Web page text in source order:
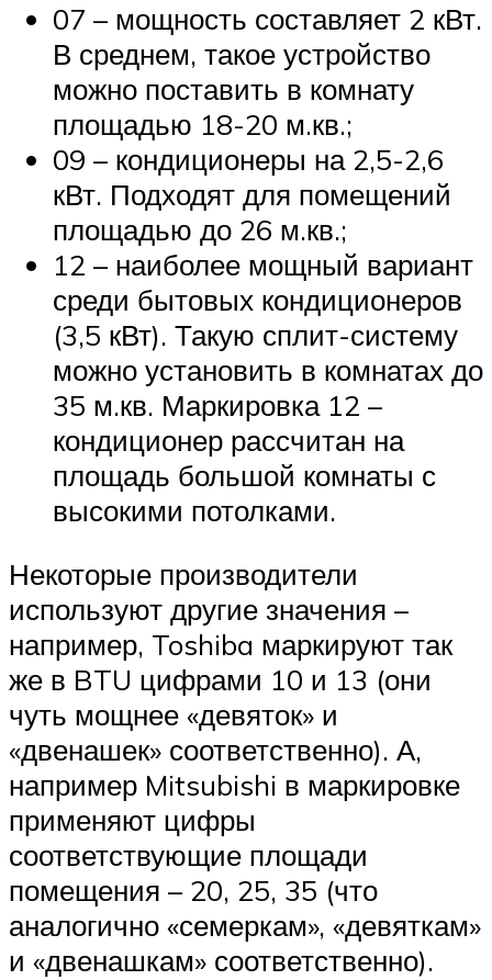
07 – мощность составляет 2 кВт.
В среднем, такое устройство
можно поставить в комнату
площадью 18-20 м.кв.;
09 – кондиционеры на 2,5-2,6
кВт. Подходят для помещений
площадью до 26 м.кв.;
12 – наиболее мощный вариант
среди бытовых кондиционеров
(3,5 кВт). Такую сплит-систему
можно установить в комнатах до
35 м.кв. Маркировка 12 –
кондиционер рассчитан на
площадь большой комнаты с
высокими потолками.
Некоторые производители
используют другие значения –
например, Toshiba маркируют так
же в BTU цифрами 10 и 13 (они
чуть мощнее «девяток» и
«двенашек» соответственно). А,
например Mitsubishi в маркировке
применяют цифры
соответствующие площади
помещения – 20, 25, 35 (что
аналогично «семеркам», «девяткам»
и «двенашкам» соответственно).